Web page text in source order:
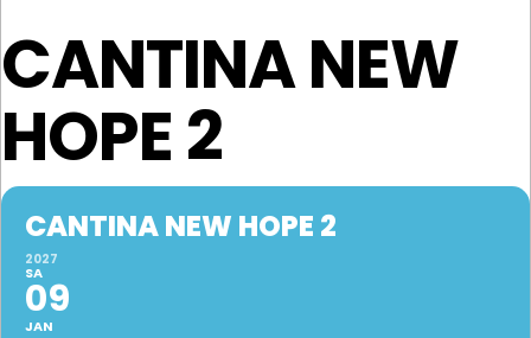
CANTINA NEW
HOPE 2
CANTINA NEW HOPE 2
2027
SA
09
JAN